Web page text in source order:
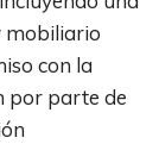
mobiliario
con la
por parte de